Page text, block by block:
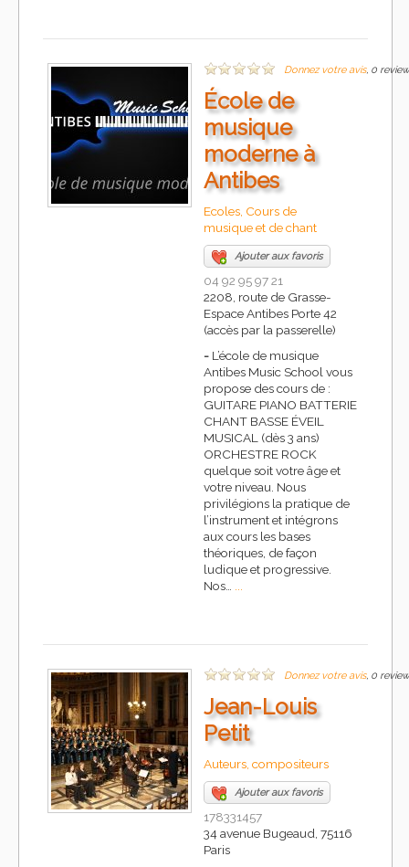
Donnez votre avis, 0
École de
musique
moderne à
Antibes
Ecoles, Cours de
musique et de chant
Ajouter aux favoris
04 92 95 97 21
2208, route de Grasse-
Espace Antibes Porte 42
(accès par la passerelle)
- L’école de musique
Antibes Music School vous
propose des cours de :
GUITARE PIANO BATTERIE
CHANT BASSE ÉVEIL
MUSICAL (dès 3 ans)
ORCHESTRE ROCK
quelque soit votre âge et
votre niveau. Nous
privilégions la pratique de
l’instrument et intégrons
aux cours les bases
théoriques, de façon
ludique et progressive.
Nos… ...
Donnez votre avis, 0
Jean-Louis
Petit
Auteurs, compositeurs
Ajouter aux favoris
178331457
34 avenue Bugeaud, 75116
Paris